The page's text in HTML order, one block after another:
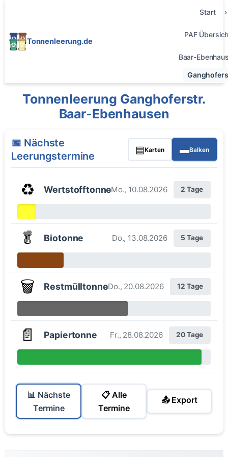
Tonnenleerung.de
Start
PAF
Baar-
Tonnenleerung Ganghoferstr.
Baar-Ebenhausen
📅 Nächste
Leerungstermine
▤Karten ▬Balken
♻️ WertstofftonneMo., 10.08.2026 2 Tage
🥬 Biotonne Do., 13.08.2026 5 Tage
🗑️ RestmülltonneDo., 20.08.2026 12 Tage
📄 Papiertonne Fr., 28.08.2026 20 Tage
📊 Nächste
Termine
📋 Alle
Termine
📤 Export